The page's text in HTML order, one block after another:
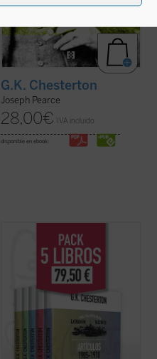
G.K. Chesterton
Joseph Pearce
28,00€ IVA incluido
disponible en ebook:
G.K. Chesterton fue uno de los escritores
más importantes del siglo XX. Publicó una
extensa colección de libros, ensayos y
artículos, poemas, obras de teatro, novelas
y cuentos que incluyen su famosa serie
sobre el padre Brown. Se consideraba, ...